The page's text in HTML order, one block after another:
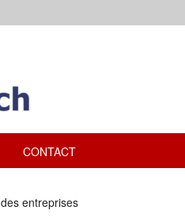
CONTACT
entreprises